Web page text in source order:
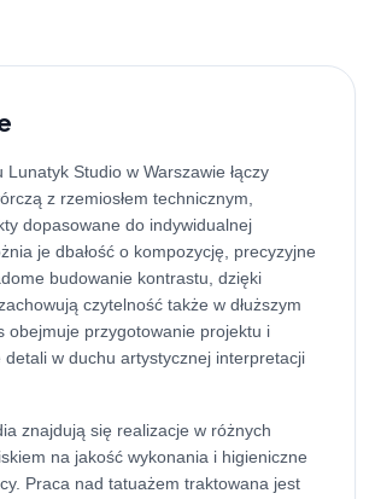
Lunatyk Studio w Warszawie łączy
z rzemiosłem technicznym,
dopasowane do indywidualnej
je dbałość o kompozycję, precyzyjne
budowanie kontrastu, dzięki
czytelność także w dłuższym
obejmuje przygotowanie projektu i
detali w duchu artystycznej interpretacji
znajdują się realizacje w różnych
na jakość wykonania i higieniczne
Praca nad tatuażem traktowana jest